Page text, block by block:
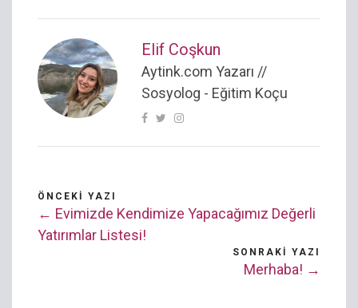
Elif Coşkun
Aytink.com Yazarı //
Sosyolog - Eğitim Koçu
ÖNCEKI YAZI
← Evimizde Kendimize Yapacağımız Değerli
Yatırımlar Listesi!
SONRAKI YAZI
Merhaba! →